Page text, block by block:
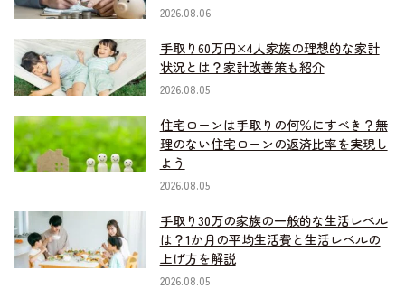
2026.08.06
手取り60万円×4人家族の理想的な家計
状況とは？家計改善策も紹介
2026.08.05
住宅ローンは手取りの何％にすべき？無
理のない住宅ローンの返済比率を実現し
よう
2026.08.05
手取り30万の家族の一般的な生活レベル
は？1か月の平均生活費と生活レベルの
上げ方を解説
2026.08.05